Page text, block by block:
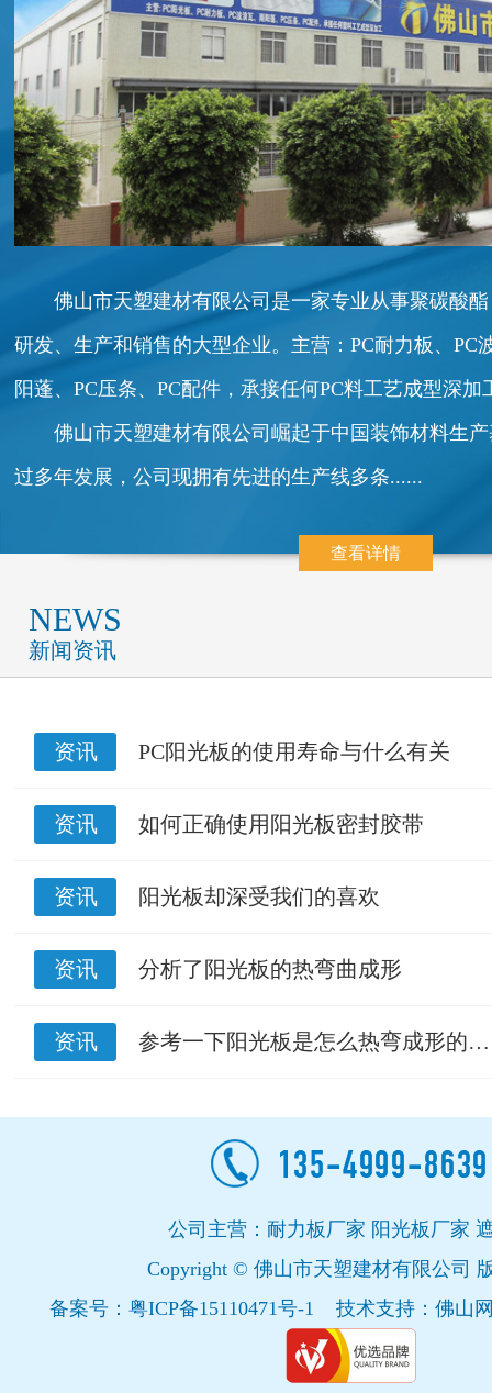
佛山市天塑建材有限公司是一家专业从事聚碳酸
研发、生产和销售的大型企业。主营：PC耐力板、PC
阳蓬、PC压条、PC配件，承接任何PC料工艺成型深加
佛山市天塑建材有限公司崛起于中国装饰材料生
过多年发展，公司现拥有先进的生产线多条......
查看详情
NEWS
新闻资讯
资讯 PC阳光板的使用寿命与什么有关
资讯 如何正确使用阳光板密封胶带
资讯 阳光板却深受我们的喜欢
资讯 分析了阳光板的热弯曲成形
资讯 参考一下阳光板是怎么热弯成形的…
公司主营：耐力板厂家 阳光板厂家
Copyright © 佛山市天塑建材有限公司
备案号：粤ICP备15110471号-1 技术支持：佛山